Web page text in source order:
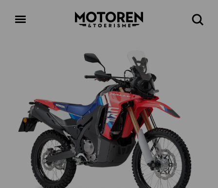
Open
Homepage Zoeken